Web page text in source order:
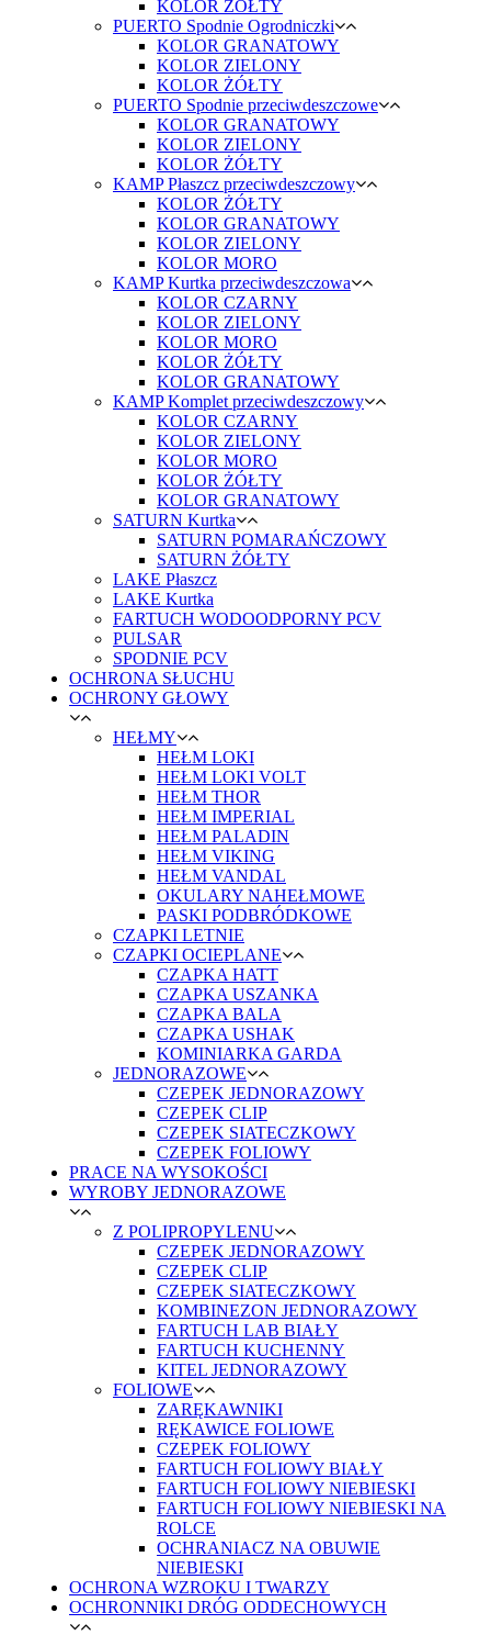
KOLOR ŻÓŁTY
PUERTO Spodnie Ogrodniczki
KOLOR GRANATOWY
KOLOR ZIELONY
KOLOR ŻÓŁTY
PUERTO Spodnie przeciwdeszczowe
KOLOR GRANATOWY
KOLOR ZIELONY
KOLOR ŻÓŁTY
KAMP Płaszcz przeciwdeszczowy
KOLOR ŻÓŁTY
KOLOR GRANATOWY
KOLOR ZIELONY
KOLOR MORO
KAMP Kurtka przeciwdeszczowa
KOLOR CZARNY
KOLOR ZIELONY
KOLOR MORO
KOLOR ŻÓŁTY
KOLOR GRANATOWY
KAMP Komplet przeciwdeszczowy
KOLOR CZARNY
KOLOR ZIELONY
KOLOR MORO
KOLOR ŻÓŁTY
KOLOR GRANATOWY
SATURN Kurtka
SATURN POMARAŃCZOWY
SATURN ŻÓŁTY
LAKE Płaszcz
LAKE Kurtka
FARTUCH WODOODPORNY PCV
PULSAR
SPODNIE PCV
OCHRONA SŁUCHU
OCHRONY GŁOWY
HEŁMY
HEŁM LOKI
HEŁM LOKI VOLT
HEŁM THOR
HEŁM IMPERIAL
HEŁM PALADIN
HEŁM VIKING
HEŁM VANDAL
OKULARY NAHEŁMOWE
PASKI PODBRÓDKOWE
CZAPKI LETNIE
CZAPKI OCIEPLANE
CZAPKA HATT
CZAPKA USZANKA
CZAPKA BALA
CZAPKA USHAK
KOMINIARKA GARDA
JEDNORAZOWE
CZEPEK JEDNORAZOWY
CZEPEK CLIP
CZEPEK SIATECZKOWY
CZEPEK FOLIOWY
PRACE NA WYSOKOŚCI
WYROBY JEDNORAZOWE
Z POLIPROPYLENU
CZEPEK JEDNORAZOWY
CZEPEK CLIP
CZEPEK SIATECZKOWY
KOMBINEZON JEDNORAZOWY
FARTUCH LAB BIAŁY
FARTUCH KUCHENNY
KITEL JEDNORAZOWY
FOLIOWE
ZARĘKAWNIKI
RĘKAWICE FOLIOWE
CZEPEK FOLIOWY
FARTUCH FOLIOWY BIAŁY
FARTUCH FOLIOWY NIEBIESKI
FARTUCH FOLIOWY NIEBIESKI NA
ROLCE
OCHRANIACZ NA OBUWIE
NIEBIESKI
OCHRONA WZROKU I TWARZY
OCHRONNIKI DRÓG ODDECHOWYCH